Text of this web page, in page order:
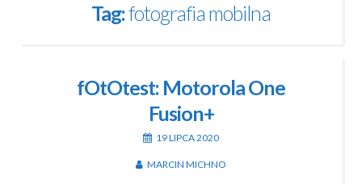
Tag:fotografia mobilna
fOtOtest: Motorola One
Fusion+
19 LIPCA 2020
MARCIN MICHNO